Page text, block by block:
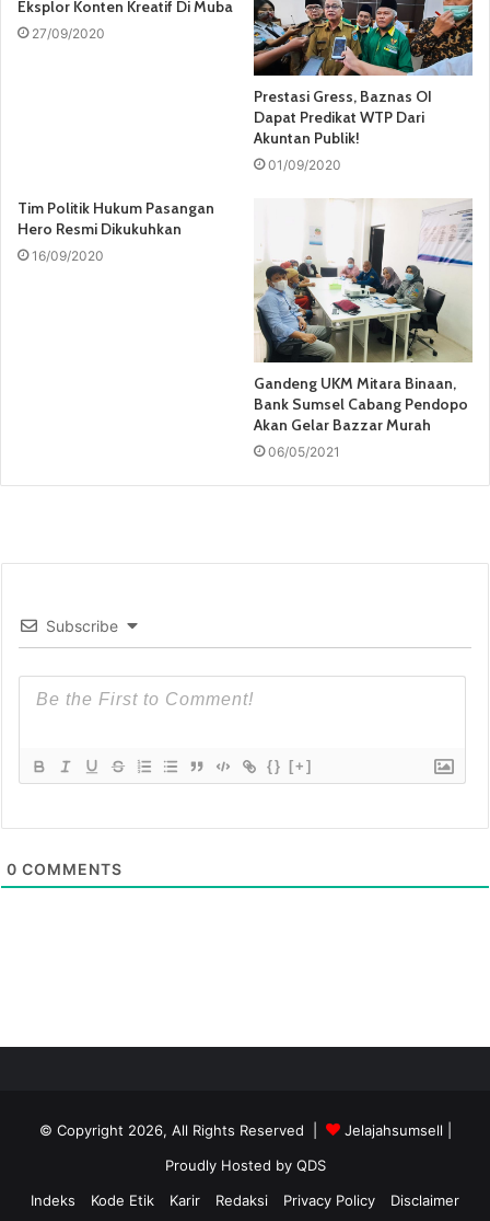
Eksplor Konten Kreatif Di Muba
27/09/2020
Prestasi Gress, Baznas OI
Dapat Predikat WTP Dari
Akuntan Publik!
01/09/2020
Tim Politik Hukum Pasangan
Hero Resmi Dikukuhkan
16/09/2020
Gandeng UKM Mitara Binaan,
Bank Sumsel Cabang Pendopo
Akan Gelar Bazzar Murah
06/05/2021
Subscribe
{} [+]
0 COMMENTS
© Copyright 2026, All Rights Reserved | Jelajahsumsell
Proudly Hosted by QDS
Indeks
Kode Etik Karir Redaksi Privacy Policy Disclaimer